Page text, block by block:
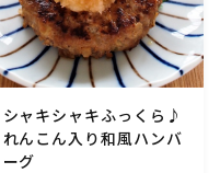
・大根・れんこん・
山芋)
シャキシャキふっくら♪
れんこん入り和風ハンバ
ーグ